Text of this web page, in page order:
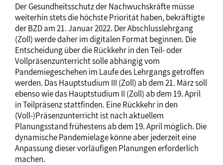
Der Gesundheitsschutz der Nachwuchskräfte müsse
weiterhin stets die höchste Priorität haben, bekräftigte
der BZD am 21. Januar 2022. Der Abschlusslehrgang
(Zoll) werde daher im digitalen Format beginnen. Die
Entscheidung über die Rückkehr in den Teil- oder
Vollpräsenzunterricht solle abhängig vom
Pandemiegeschehen im Laufe des Lehrgangs getroffen
werden. Das Hauptstudium III (Zoll) ab dem 21. März soll
ebenso wie das Hauptstudium II (Zoll) ab dem 19. April
in Teilpräsenz stattfinden. Eine Rückkehr in den
(Voll-)Präsenzunterricht ist nach aktuellem
Planungsstand frühestens ab dem 19. April möglich. Die
dynamische Pandemielage könne aber jederzeit eine
Anpassung dieser vorläufigen Planungen erforderlich
machen.